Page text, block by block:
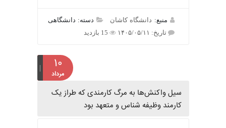
منبع:دانشگاه کاشان
دسته: دانشگاهی
تاریخ: ۱۴۰۵/۰۵/۱۱
15 بازدید
مرداد
سیل واکنش‌ها به مرگ کارمندی که طراز یک
کارمند وظیفه شناس و متعهد بود